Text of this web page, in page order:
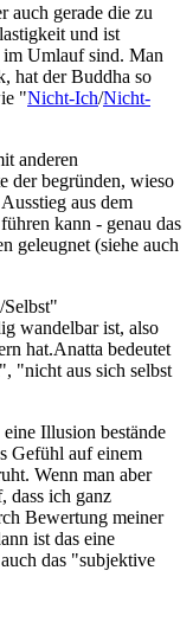
auch gerade die zu
und ist
Umlauf sind. Man
hat der Buddha so
"Nicht-Ich/Nicht-
anderen
der begründen, wieso
aus dem
kann - genau das
geleugnet (siehe auch
wandelbar ist, also
hat.Anatta bedeutet
"nicht aus sich selbst
Illusion bestände
Gefühl auf einem
Wenn man aber
dass ich ganz
Bewertung meiner
ist das eine
das "subjektive